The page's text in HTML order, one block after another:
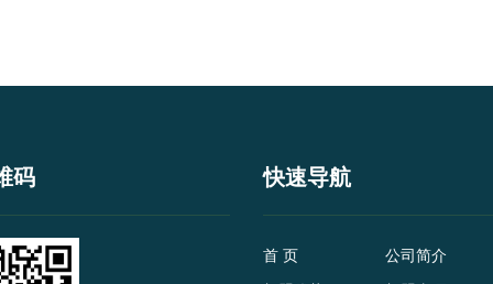
码 快速导航
首 页
公司简介